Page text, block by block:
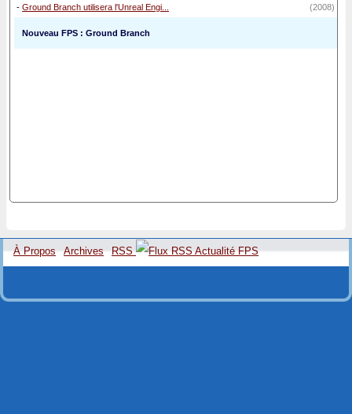
- Ground Branch utilisera l'Unreal Engi... (2008)
Nouveau FPS : Ground Branch
À Propos Archives RSS